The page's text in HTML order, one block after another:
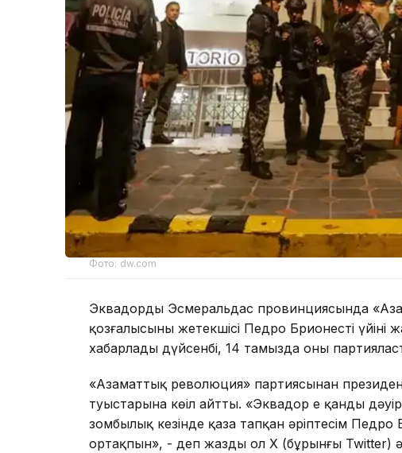
Фото: dw.com
Эквадордың Эсмеральдас провинциясында
қозғалысының жетекшісі Педро Брионесті үйінің
хабарлады дүйсенбі, 14 тамызда оның
«Азаматтық революция» партиясынан
туыстарына көңіл айтты. «Эквадор ең қанды
зомбылық кезінде қаза тапқан әріптесім Педро
ортақпын», - деп жазды ол Х (бұрынғы Twitter)